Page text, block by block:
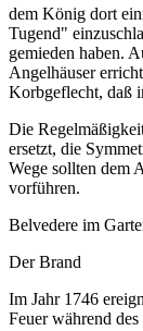
dem König dort
Tugend"
gemieden haben.
Angelhäuser
Korbgeflecht, daß
Die
ersetzt, die
Wege sollten dem
vorführen.
Belvedere im
Der Brand
Im Jahr 1746
Feuer während des